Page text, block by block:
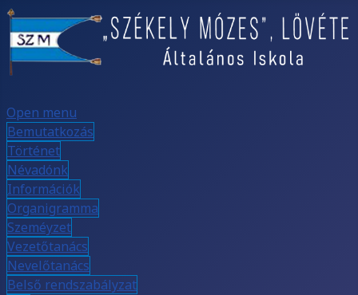
Open menu
Bemutatkozás
Történet
Névadónk
Információk
Organigramma
Szeméyzet
Vezetőtanács
Nevelőtanács
Belső rendszabályzat